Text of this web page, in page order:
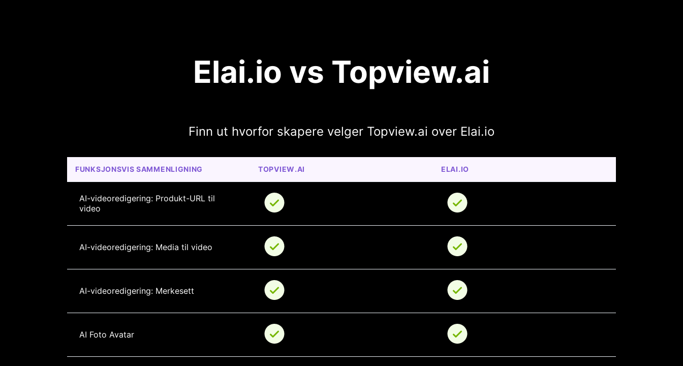
Elai.io vs Topview.ai
Finn ut hvorfor skapere velger Topview.ai over Elai.io
FUNKSJONSVIS SAMMENLIGNING TOPVIEW.AI ELAI.IO
AI-videoredigering: Produkt-URL til
video
AI-videoredigering: Media til video
AI-videoredigering: Merkesett
AI Foto Avatar